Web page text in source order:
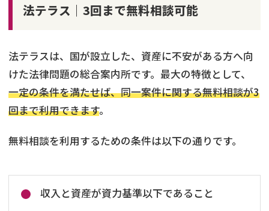
法テラス｜3回まで無料相談可能
法テラスは、国が設立した、資産に不安がある方へ向
けた法律問題の総合案内所です。最大の特徴として、
一定の条件を満たせば、同一案件に関する無料相談が3
回まで利用できます。
無料相談を利用するための条件は以下の通りです。
収入と資産が資力基準以下であること